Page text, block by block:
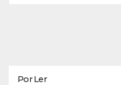
Por Ler